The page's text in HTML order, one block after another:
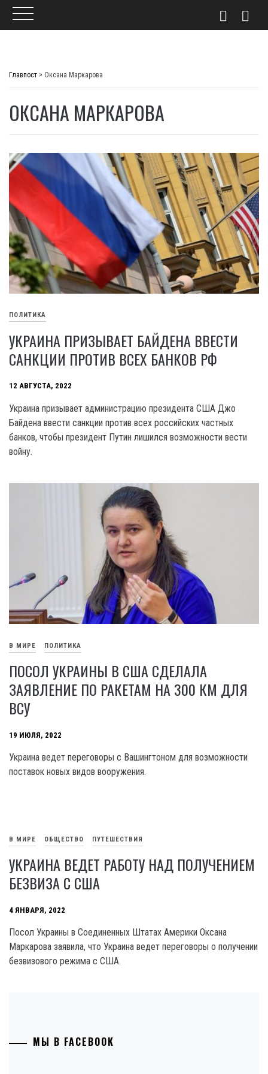
Главпост > Оксана Маркарова
ОКСАНА МАРКАРОВА
ПОЛИТИКА
УКРАИНА ПРИЗЫВАЕТ БАЙДЕНА ВВЕСТИ
САНКЦИИ ПРОТИВ ВСЕХ БАНКОВ РФ
12 АВГУСТА, 2022
Украина призывает администрацию президента США Джо
Байдена ввести санкции против всех российских частных
банков, чтобы президент Путин лишился возможности вести
войну.
В МИРЕ ПОЛИТИКА
ПОСОЛ УКРАИНЫ В США СДЕЛАЛА
ЗАЯВЛЕНИЕ ПО РАКЕТАМ НА 300 КМ ДЛЯ
ВСУ
19 ИЮЛЯ, 2022
Украина ведет переговоры с Вашингтоном для возможности
поставок новых видов вооружения.
В МИРЕ ОБЩЕСТВО ПУТЕШЕСТВИЯ
УКРАИНА ВЕДЕТ РАБОТУ НАД ПОЛУЧЕНИЕМ
БЕЗВИЗА С США
4 ЯНВАРЯ, 2022
Посол Украины в Соединенных Штатах Америки Оксана
Маркарова заявила, что Украина ведет переговоры о получении
безвизового режима с США.
МЫ В FACEBOOK